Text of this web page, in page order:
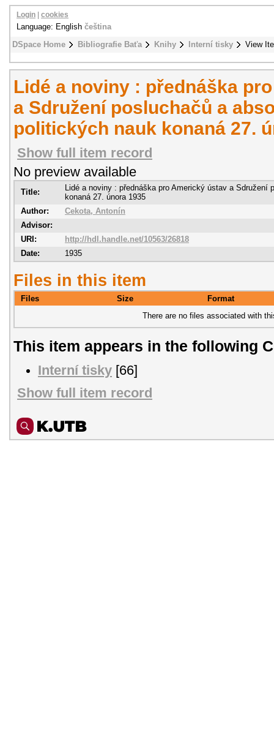
DSpace Home Bibliografie Baťa Knihy Interní tisky View
Login cookies
Language: English čeština
Lidé a noviny : přednáška
a Sdružení posluchačů a
politických nauk konaná 27.
Show full item record
No preview available
Title:
Lidé a noviny : přednáška pro Americký ústav a Sdružení
konaná 27. února 1935
Author:
Cekota, Antonín
Advisor:
URI:
http://hdl.handle.net/10563/26818
Date:
1935
Files in this item
Files Size
Format
There are no files associated with
This item appears in the following
Interní tisky [66]
Show full item record